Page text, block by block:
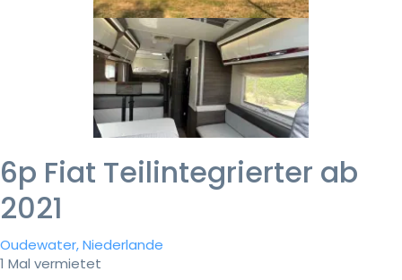
6p Fiat Teilintegrierter ab
2021
Oudewater, Niederlande
1 Mal vermietet